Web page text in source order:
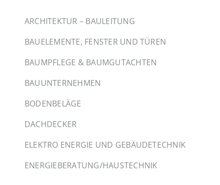
ARCHITEKTUR – BAULEITUNG
BAUELEMENTE, FENSTER UND TÜREN
BAUMPFLEGE & BAUMGUTACHTEN
BAUUNTERNEHMEN
BODENBELÄGE
DACHDECKER
ELEKTRO ENERGIE UND GEBÄUDETECHNIK
ENERGIEBERATUNG/HAUSTECHNIK